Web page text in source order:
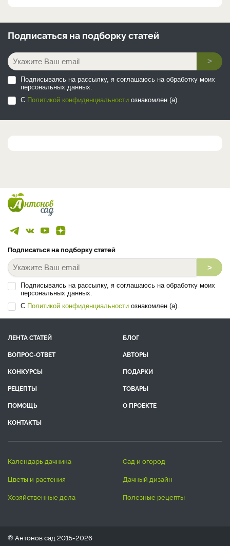
Подписаться на подборку статей
>
Подписываясь на рассылку, я соглашаюсь на обработку моих
персональных данных.
С Политикой конфиденциальности ознакомлен (а).
Подписаться на подборку статей
>
Подписываясь на рассылку, я соглашаюсь на обработку моих
персональных данных.
С Политикой конфиденциальности ознакомлен (а).
ЛЕНТА СТАТЕЙ
БЛОГ
ВОПРОС-ОТВЕТ
АВТОРЫ
КОНКУРСЫ
ПОДАРКИ
РЕЦЕПТЫ
ТОВАРЫ
ПОМОЩЬ
О ПРОЕКТЕ
КОНТАКТЫ
календарь дачника
сад и огород
цветы и растения
дачный дизайн
хозяйственные дела
полезные рецепты
® Антонов сад 2015-2026